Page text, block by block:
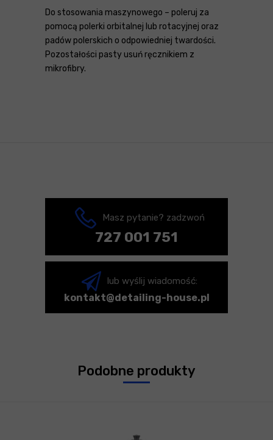
Do stosowania maszynowego – poleruj za
pomocą polerki orbitalnej lub rotacyjnej oraz
padów polerskich o odpowiedniej twardości.
Pozostałości pasty usuń ręcznikiem z
mikrofibry.
Masz pytanie? zadzwoń
727 001 751
lub wyślij wiadomość:
kontakt@detailing-house.pl
Podobne produkty